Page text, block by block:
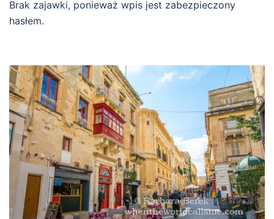
Brak zajawki, ponieważ wpis jest zabezpieczony
hasłem.